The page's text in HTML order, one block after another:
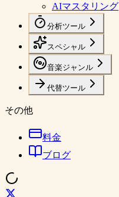
AIマスタリング
分析ツール
スペシャル
音楽ジャンル
代替ツール
その他
料金
ブログ